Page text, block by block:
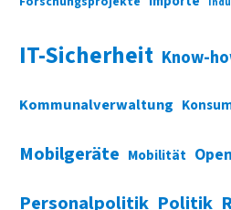
IT-Sicherheit Know-
Kommunalverwaltung
Mobilgeräte Mobilität
Personalpolitik Politik